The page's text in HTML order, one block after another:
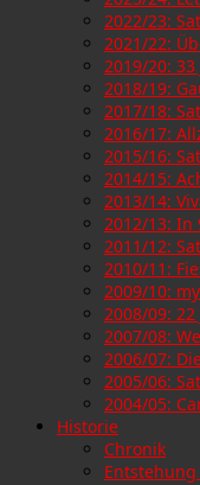
2022/23:
2021/22:
2019/20:
2018/19:
2017/18:
2016/17:
2015/16:
2014/15:
2013/14:
2012/13: In
2011/12:
2010/11:
2009/10:
2008/09:
2007/08:
2006/07:
2005/06:
2004/05:
Historie
Chronik